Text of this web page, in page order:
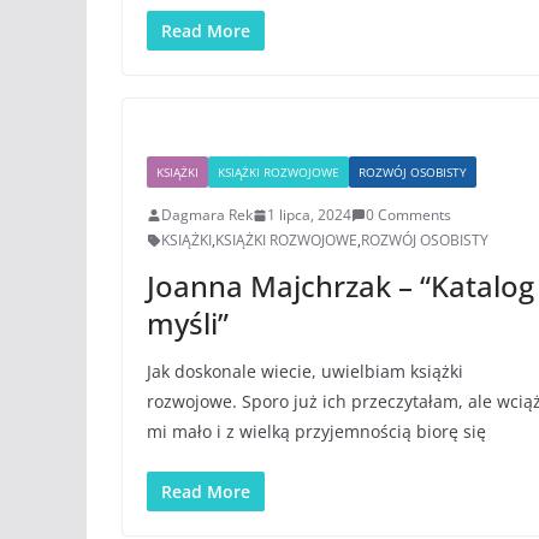
Read More
KSIĄŻKI KSIĄŻKI ROZWOJOWE ROZWÓJ OSOBISTY
Dagmara Rek 1 lipca, 2024
0 Comments
KSIĄŻKI,KSIĄŻKI ROZWOJOWE,ROZWÓJ OSOBISTY
Joanna Majchrzak – “Katalog
myśli”
Jak doskonale wiecie, uwielbiam książki
rozwojowe. Sporo już ich przeczytałam, ale
mi mało i z wielką przyjemnością biorę się
Read More